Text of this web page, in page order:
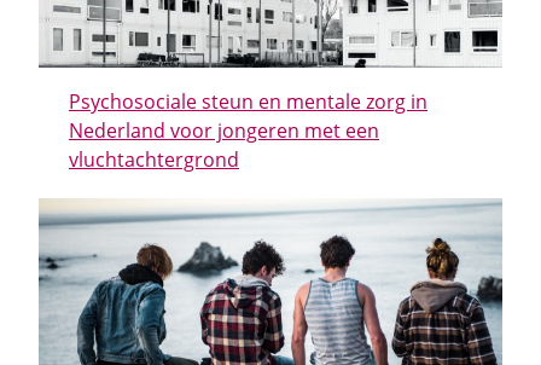
Psychosociale steun en mentale zorg in
Nederland voor jongeren met een
vluchtachtergrond